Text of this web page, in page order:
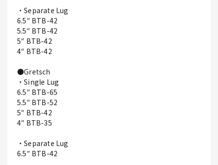
・Separate Lug
6.5″ BTB-42
5.5″ BTB-42
5″ BTB-42
4″ BTB-42
●Gretsch
・Single Lug
6.5″ BTB-65
5.5″ BTB-52
5″ BTB-42
4″ BTB-35
・Separate Lug
6.5″ BTB-42